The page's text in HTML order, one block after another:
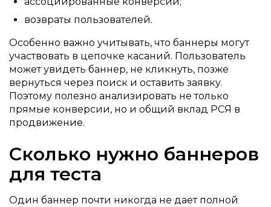
возвраты пользователей.
Особенно важно учитывать, что баннеры могут
участвовать в цепочке касаний. Пользователь
может увидеть баннер, не кликнуть, позже
вернуться через поиск и оставить заявку.
Поэтому полезно анализировать не только
прямые конверсии, но и общий вклад РСЯ в
продвижение.
Сколько нужно баннеров
для теста
Один баннер почти никогда не дает полной